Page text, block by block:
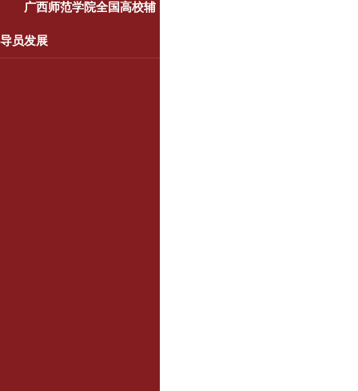
广西师范学院全国高校辅
导员发展